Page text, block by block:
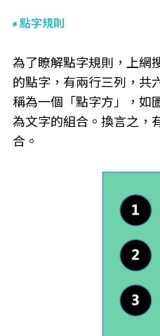
點字規則
為了瞭解點字規則，上網
的點字，有兩行三列，共
稱為一個「點字方」，如
為文字的組合。換言之，
合。